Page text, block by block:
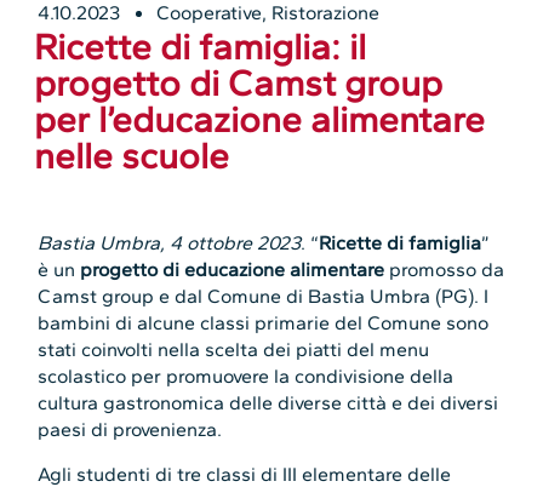
4.10.2023 Cooperative, Ristorazione
Ricette di famiglia: il
progetto di Camst group
per l’educazione alimentare
nelle scuole
Bastia Umbra, 4 ottobre 2023. “Ricette di famiglia”
è un progetto di educazione alimentare promosso da
Camst group e dal Comune di Bastia Umbra (PG). I
bambini di alcune classi primarie del Comune sono
stati coinvolti nella scelta dei piatti del menu
scolastico per promuovere la condivisione della
cultura gastronomica delle diverse città e dei diversi
paesi di provenienza.
Agli studenti di tre classi di III elementare delle